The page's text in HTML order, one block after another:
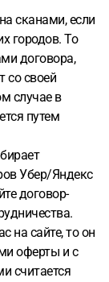
сканами, если
городов. То
договора,
со своей
случае в
путем
Убер/Яндекс
договор-
на сайте, то он
оферты и с
считается